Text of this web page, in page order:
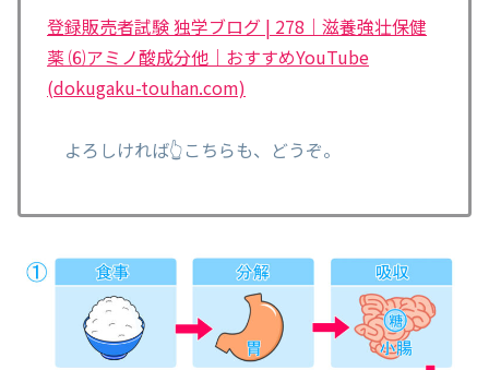
登録販売者試験 独学ブログ | 278｜滋養強壮保健
薬 ⑹アミノ酸成分他｜おすすめYouTube
(dokugaku-touhan.com)
よろしければ👆こちらも、どうぞ。